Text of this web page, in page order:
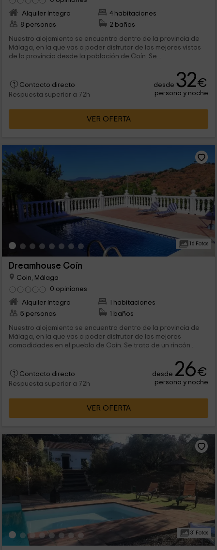
Alquiler íntegro
4 habitaciones
8 personas
2 baños
Nuestro alojamiento se encuentra dentro de la provincia de
Málaga, en la que vas a poder disfrutar de las mejores vistas
de la provincia desde la población de Coín. Se...
Contacto directo
Respuesta superior a 72h
desde 32€
persona y noche
VER OFERTA
16 Fotos
Dreamhouse Coín
Coin, Málaga
0 opiniones
Alquiler íntegro
1 habitaciones
5 personas
1 baños
Nuestro alojamiento se encuentra dentro de la provincia de
Málaga, en la que vas a poder disfrutar de las mejores
comodidades en el pueblo de Coín. Se trata de un rincón...
Contacto directo
Respuesta superior a 72h
desde 26€
persona y noche
VER OFERTA
31 Fotos